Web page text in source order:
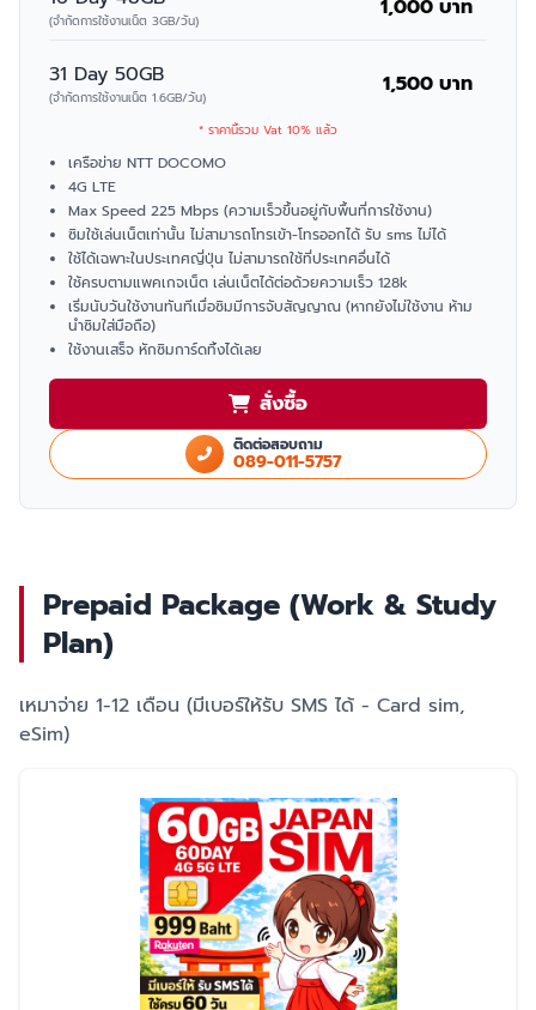
(จำกัดการใช้งานเน็ต 3GB/วัน) 1,000 บาท
31 Day 50GB
(จำกัดการใช้งานเน็ต 1.6GB/วัน) 1,500 บาท
* ราคานี้รวม Vat 10% แล้ว
เครือข่าย NTT DOCOMO
4G LTE
Max Speed 225 Mbps (ความเร็วขึ้นอยู่กับพื้นที่การใช้งาน)
ซิมใช้เล่นเน็ตเท่านั้น ไม่สามารถโทรเข้า-โทรออกได้ รับ sms ไม่ได้
ใช้ได้เฉพาะในประเทศญี่ปุ่น ไม่สามารถใช้ที่ประเทศอื่นได้
ใช้ครบตามแพคเกจเน็ต เล่นเน็ตได้ต่อด้วยความเร็ว 128k
เริ่มนับวันใช้งานทันทีเมื่อซิมมีการจับสัญญาณ (หากยังไม่ใช้งาน ห้าม
นำซิมใส่มือถือ)
ใช้งานเสร็จ หักซิมการ์ดทิ้งได้เลย
สั่งซื้อ
ติดต่อสอบถาม
089-011-5757
Prepaid Package (Work & Study
Plan)
เหมาจ่าย 1-12 เดือน (มีเบอร์ให้รับ SMS ได้ - Card sim,
eSim)